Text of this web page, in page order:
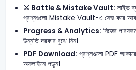
⚔️ Battle & Mistake Vault: লাইভ
প্রশ্নগুলো Mistake Vault-এ সেভ করে আবার
Progress & Analytics: নিজের
উন্নতি দরকার বুঝে নিন।
PDF Download: প্রশ্নগুলো PDF আকারে
অফলাইনে পড়ুন।